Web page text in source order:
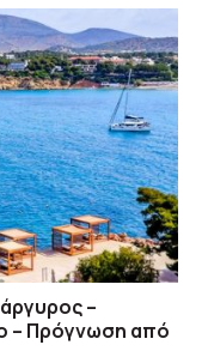
–
– Πρόγνωση από